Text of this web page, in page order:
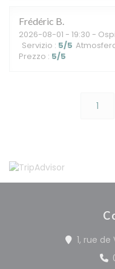
Frédéric B
2026-08-01 - 19:30 -
Servizio : 5/5
Prezzo : 5/5
1
1, rue